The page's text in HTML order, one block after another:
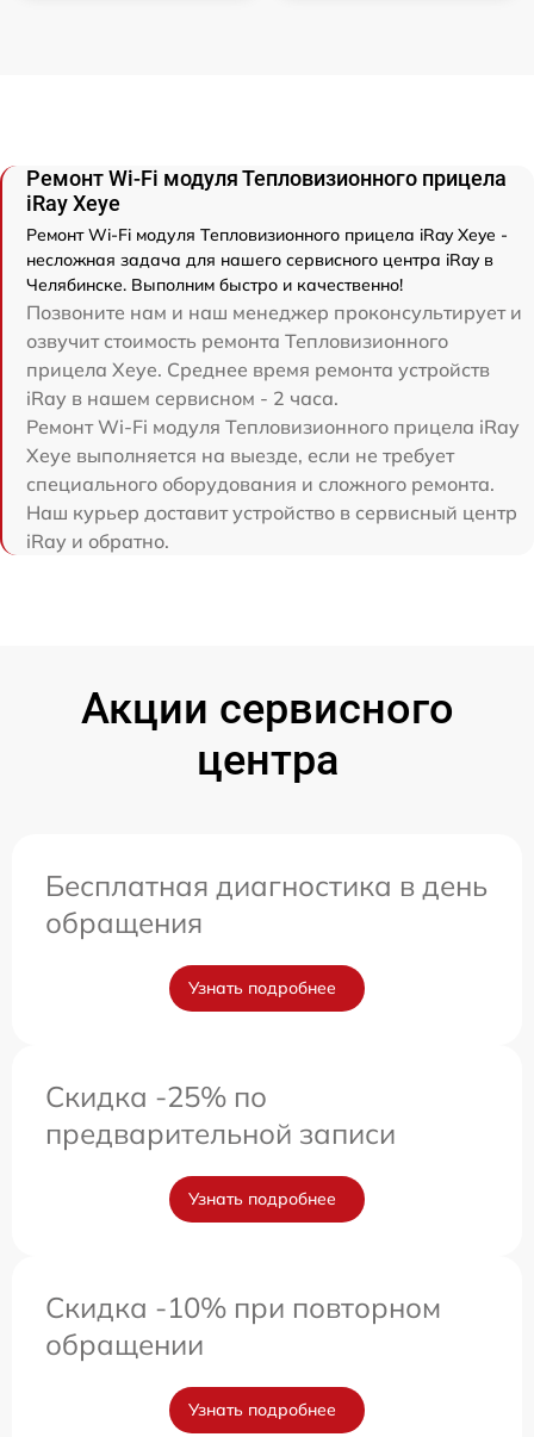
Ремонт Wi-Fi модуля Тепловизионного прицела
iRay Xeye
Ремонт Wi-Fi модуля Тепловизионного прицела iRay Xeye -
несложная задача для нашего сервисного центра iRay в
Челябинске. Выполним быстро и качественно!
Позвоните нам и наш менеджер проконсультирует и
озвучит стоимость ремонта Тепловизионного
прицела Xeye. Среднее время ремонта устройств
iRay в нашем сервисном - 2 часа.
Ремонт Wi-Fi модуля Тепловизионного прицела iRay
Xeye выполняется на выезде, если не требует
специального оборудования и сложного ремонта.
Наш курьер доставит устройство в сервисный центр
iRay и обратно.
Акции сервисного
центра
Бесплатная диагностика в день
обращения
Узнать подробнее
Скидка -25% по
предварительной записи
Узнать подробнее
Скидка -10% при повторном
обращении
Узнать подробнее